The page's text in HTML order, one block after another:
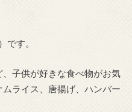
）です。
、子供が好きな食べ物がお気
ライス、唐揚げ、ハンバー